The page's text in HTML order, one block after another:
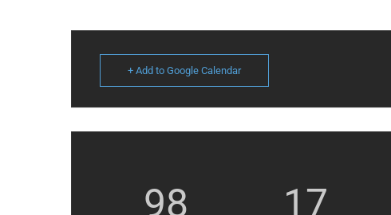
+ Add to Google Calendar
98 17